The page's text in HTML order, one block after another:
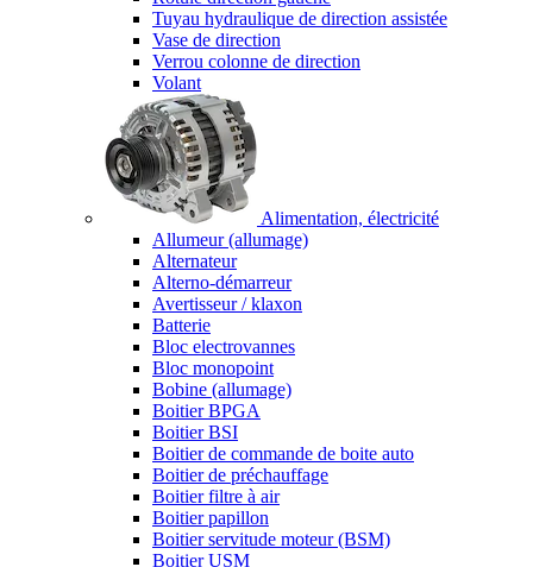
Tuyau hydraulique de direction assistée
Vase de direction
Verrou colonne de direction
Volant
Alimentation, électricité
Allumeur (allumage)
Alternateur
Alterno-démarreur
Avertisseur / klaxon
Batterie
Bloc electrovannes
Bloc monopoint
Bobine (allumage)
Boitier BPGA
Boitier BSI
Boitier de commande de boite auto
Boitier de préchauffage
Boitier filtre à air
Boitier papillon
Boitier servitude moteur (BSM)
Boitier USM